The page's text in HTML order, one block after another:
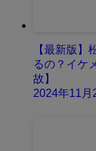
【最新版】
るの？イケ
故】
2024年11月